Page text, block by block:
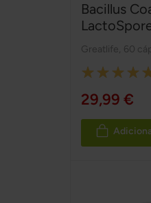
Bacillus
Greatlife 60
Rating:
100%
29,99 €